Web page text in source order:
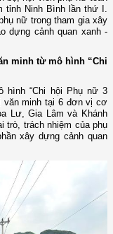
Ninh Bình lần thứ I.
nữ trong tham gia xây
dựng cảnh quan xanh -
minh từ mô hình “Chi
hình “Chi hội Phụ nữ 3
văn minh tại 6 đơn vị cơ
Lư, Gia Lâm và Khánh
trò, trách nhiệm của phụ
xây dựng cảnh quan